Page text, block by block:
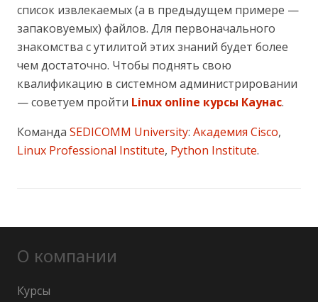
список извлекаемых (а в предыдущем примере —
запаковуемых) файлов. Для первоначального
знакомства с утилитой этих знаний будет более
чем достаточно. Чтобы поднять свою
квалификацию в системном администрировании
— советуем пройти Linux online курсы Каунас.
Команда SEDICOMM University: Академия Cisco,
Linux Professional Institute, Python Institute.
О компании
Курсы